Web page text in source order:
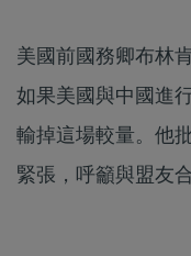
美國前國務卿布林
如果美國與中國進
輸掉這場較量。他
緊張，呼籲與盟友